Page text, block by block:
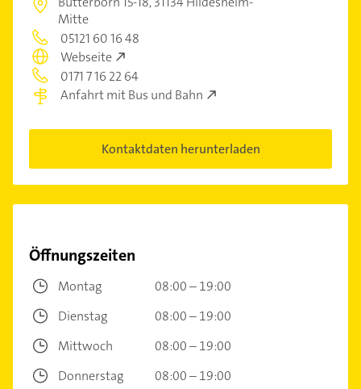
Mitte
05121 60 16 48
Webseite
0171 7 16 22 64
Anfahrt mit Bus und Bahn
Kontaktdaten herunterladen
Öffnungszeiten
Montag
08:00 – 19:00
Dienstag
08:00 – 19:00
Mittwoch
08:00 – 19:00
Donnerstag
08:00 – 19:00